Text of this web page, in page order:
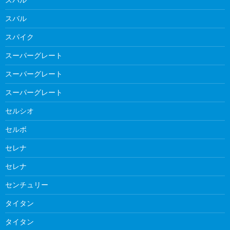
スバル
スパイク
スーパーグレート
スーパーグレート
スーパーグレート
セルシオ
セルボ
セレナ
セレナ
センチュリー
タイタン
タイタン